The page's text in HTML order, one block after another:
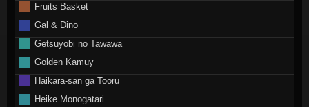
Fruits Basket
Gal & Dino
Getsuyobi no Tawawa
Golden Kamuy
Haikara-san ga Tooru
Heike Monogatari